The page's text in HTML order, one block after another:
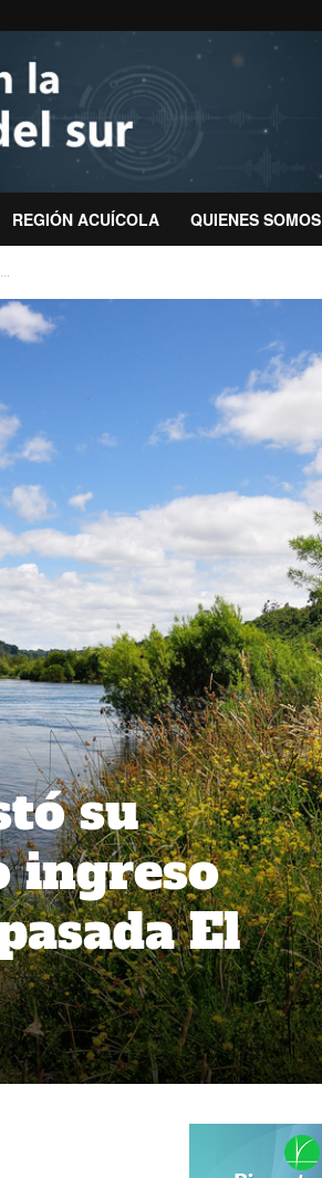
REGIÓN ACUÍCOLA QUIENES SOMOS
su
ingreso
El